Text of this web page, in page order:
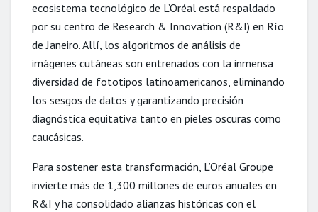
ecosistema tecnológico de L’Oréal está respaldado
por su centro de Research & Innovation (R&I) en Río
de Janeiro. Allí, los algoritmos de análisis de
imágenes cutáneas son entrenados con la inmensa
diversidad de fototipos latinoamericanos, eliminando
los sesgos de datos y garantizando precisión
diagnóstica equitativa tanto en pieles oscuras como
caucásicas.
Para sostener esta transformación, L’Oréal Groupe
invierte más de 1,300 millones de euros anuales en
R&I y ha consolidado alianzas históricas con el